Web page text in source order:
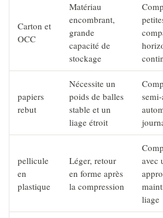
Carton et
OCC
Matériau
encombrant,
grande
capacité de
stockage
papiers
rebut
Nécessite un
poids de balles
stable et un
liage étroit
pellicule
en
plastique
Léger, retour
en forme après
la compression
avec
liage